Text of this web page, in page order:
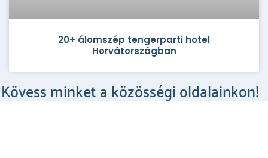
20+ álomszép tengerparti hotel
Horvátországban
Kövess minket a közösségi oldalainkon!